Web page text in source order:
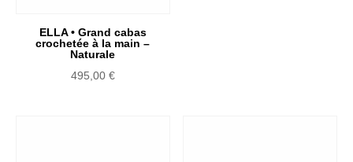
ELLA • Grand cabas
crochetée à la main –
Naturale
495,00 €